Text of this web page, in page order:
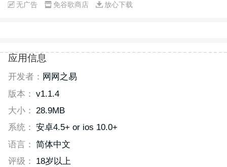
无广告 免谷歌商店 放心下载
应用信息
开发者： 网网之易
版本： v1.1.4
大小： 28.9MB
系统： 安卓4.5+ or ios 10.0+
语言： 简体中文
评级：
18岁以上